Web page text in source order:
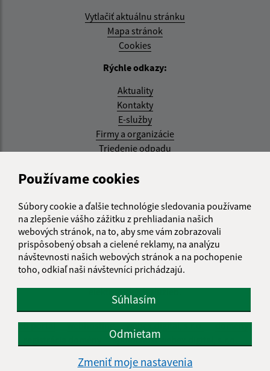
Používame cookies
Súbory cookie a ďalšie technológie sledovania používame
na zlepšenie vášho zážitku z prehliadania našich
webových stránok, na to, aby sme vám zobrazovali
prispôsobený obsah a cielené reklamy, na analýzu
návštevnosti našich webových stránok a na pochopenie
toho, odkiaľ naši návštevníci prichádzajú.
Súhlasím
Odmietam
Zmeniť moje nastavenia
Vytlačiť aktuálnu stránku
Mapa stránok
Cookies
Rýchle odkazy:
Aktuality
Kontakty
E-služby
Firmy a organizácie
Triedenie odpadu
Aktualizované:
RSS
Správca obsahu:
Správca obsahu je Obec Kysak.
Vytvorené v súlade sJednotným dizajn manuálom
elektronických služieb.
web portál webhosting webex.digital, s.r.o.
domény
spoločnosť webex.digital, s.r.o.
Technický prevádzkovateľ: